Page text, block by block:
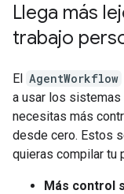
Llega más
trabajo
El AgentWorkflow
a usar los
necesitas más
desde cero. Estos
quieras compilar tu
Más control